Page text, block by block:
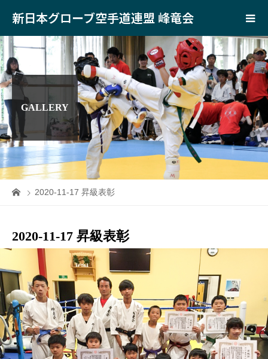
新日本グローブ空手道連盟 峰竜会
GALLERY
2020-11-17 昇級表彰
2020-11-17 昇級表彰